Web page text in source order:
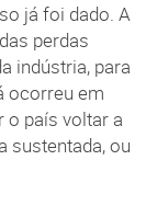
já foi dado. A
perdas
indústria, para
ocorreu em
o país voltar a
sustentada, ou